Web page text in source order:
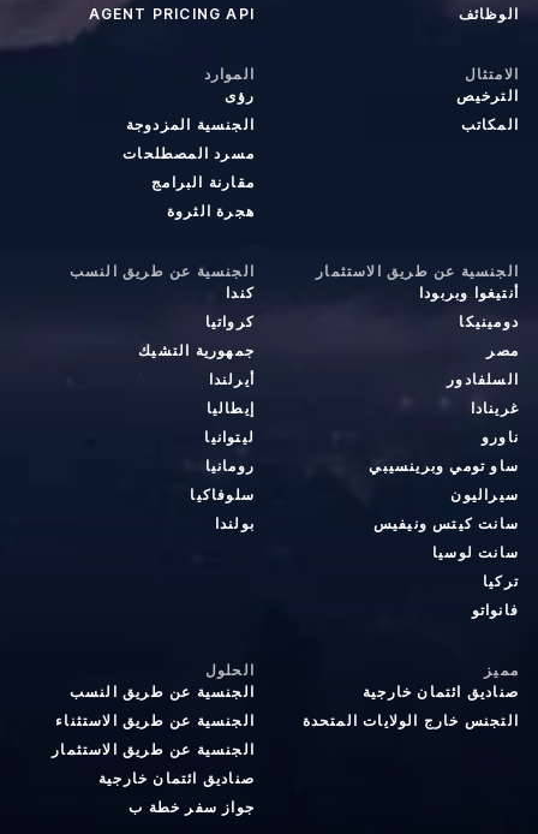
الوظائف
AGENT PRICING API
الامتثال
الترخيص
المكاتب
الموارد
رؤى
الجنسية المزدوجة
مسرد المصطلحات
مقارنة البرامج
هجرة الثروة
الجنسية عن طريق الاستثمار
أنتيغوا وبربودا
دومينيكا
مصر
السلفادور
غرينادا
ناورو
ساو تومي وبرينسيبي
سيراليون
سانت كيتس ونيفيس
سانت لوسيا
تركيا
فانواتو
الجنسية عن طريق النسب
كندا
كرواتيا
جمهورية التشيك
أيرلندا
إيطاليا
ليتوانيا
رومانيا
سلوفاكيا
بولندا
مميز
صناديق ائتمان خارجية
التجنس خارج الولايات المتحدة
الحلول
الجنسية عن طريق النسب
الجنسية عن طريق الاستثناء
الجنسية عن طريق الاستثمار
صناديق ائتمان خارجية
جواز سفر خطة ب